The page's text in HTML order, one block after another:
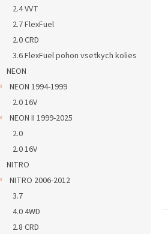
2.4 VVT
2.7 FlexFuel
2.0 CRD
3.6 FlexFuel pohon vsetkych kolies
NEON
NEON 1994-1999
2.0 16V
NEON II 1999-2025
2.0
2.0 16V
NITRO
NITRO 2006-2012
3.7
4.0 4WD
2.8 CRD